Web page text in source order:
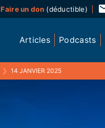
Faire un don(déductible)
Articles Podcasts
❯ 14 JANVIER 2025